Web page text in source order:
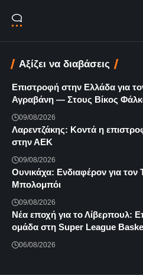
Αξίζει να διαβάσεις
Επιστροφή στην Ελλάδα για
Αγραβάνη — Στους Βίκος
09/08/2026
Λαρεντζάκης: Κοντά η
στην ΑΕΚ
09/08/2026
Ουνικάχα: Ενδιαφέρον για τον
Μπολομπόι
09/08/2026
Νέα εποχή για το Λίβερπουλ:
ομάδα στη Super League
06/08/2026